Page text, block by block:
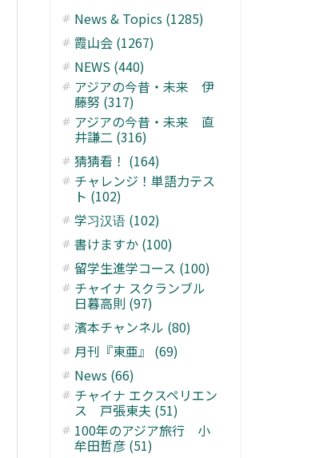
News & Topics (1285)
霞山会 (1267)
NEWS (440)
アジアの今昔・未来 伊
藤努 (317)
アジアの今昔・未来 直
井謙二 (316)
猜猜看！ (164)
チャレンジ！単語力テス
ト (102)
学习汉语 (102)
書けますか (100)
留学生進学コース (100)
チャイナ スクランブル
日暮高則 (97)
濱本チャンネル (80)
月刊『東亜』 (69)
News (66)
チャイナ エクスペリエン
ス 戸張東夫 (51)
100年のアジア旅行 小
牟田哲彦 (51)